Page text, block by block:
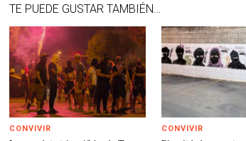
TE PUEDE GUSTAR TAMBIÉN…
CONVIVIR CONVIVIR